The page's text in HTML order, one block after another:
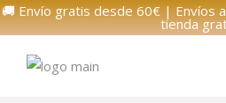
🚚 Envío gratis desde 60€ | Envíos
tienda